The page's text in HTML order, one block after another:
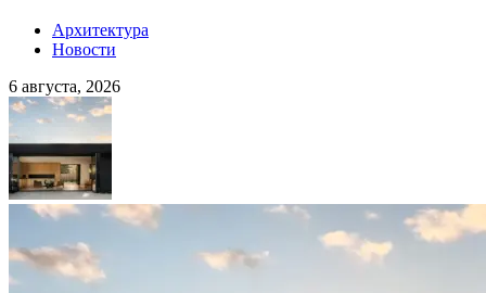
Архитектура
Новости
6 августа, 2026